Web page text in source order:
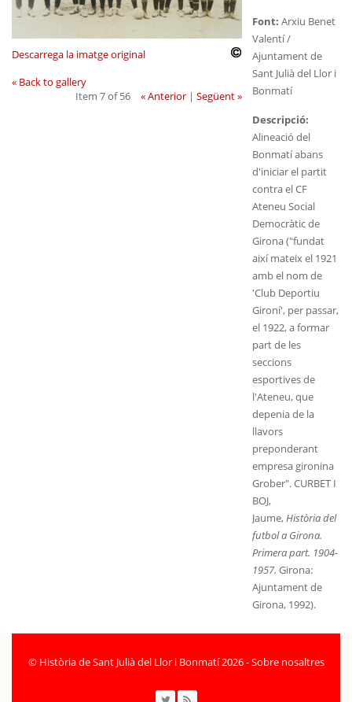
Descarrega la imatge original
« Back to gallery
Item 7 of 56
« Anterior| Següent »
Font: Arxiu Benet
Valentí /
Ajuntament de
Sant Julià del Llor i
Bonmatí
Descripció:
Alineació del
Bonmatí abans
d'iniciar el partit
contra el CF
Ateneu Social
Democràtic de
Girona ("fundat
així mateix el 1921
amb el nom de
'Club Deportiu
Gironí', per passar,
el 1922, a formar
part de les
seccions
esportives de
l'Ateneu, que
depenia de la
llavors
preponderant
empresa gironina
Grober". CURBET I
BOJ,
Jaume, Història del
futbol a Girona.
Primera part. 1904-
1957. Girona:
Ajuntament de
Girona, 1992).
© Història de Sant Julià del Llor i Bonmatí 2026-Sobre nosaltres